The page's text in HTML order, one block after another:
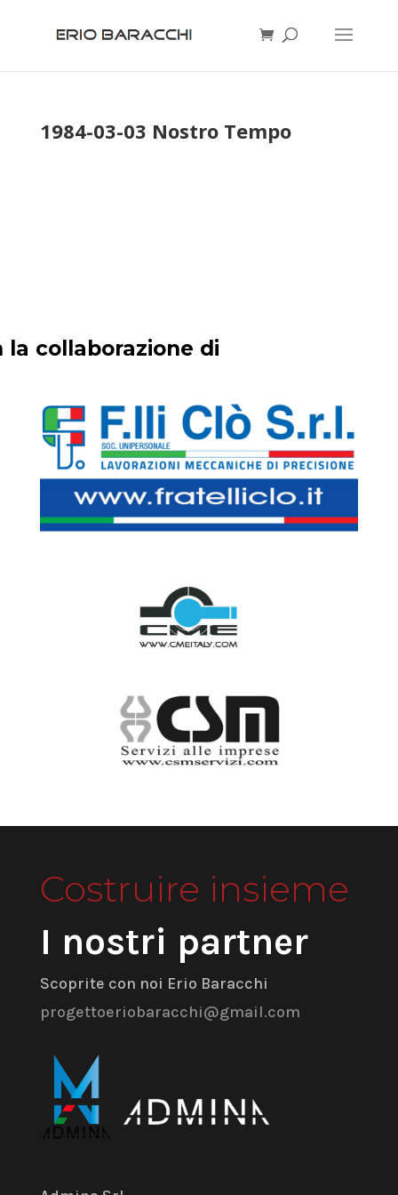
1984-03-03 Nostro Tempo
la collaborazione di
Costruire insieme
I nostri partner
Scoprite con noi Erio Baracchi
progettoeriobaracchi@gmail.com